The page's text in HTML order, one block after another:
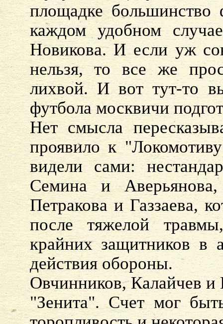
площадке большинство
каждом удобном
Новикова. И если уж
нельзя, то все же
лихвой. И вот тут-то
футбола москвичи
Нет смысла
проявило к
видели сами:
Семина и
Петракова и Газзаева,
после тяжелой
крайних защитников в
действия обороны.
Овчинников, Калайчев и
"Зенита". Счет мог